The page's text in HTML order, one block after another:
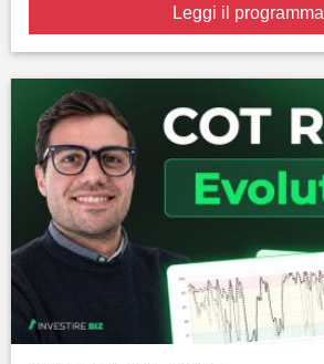
Leggi il programma